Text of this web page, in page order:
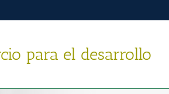
para el desarrollo